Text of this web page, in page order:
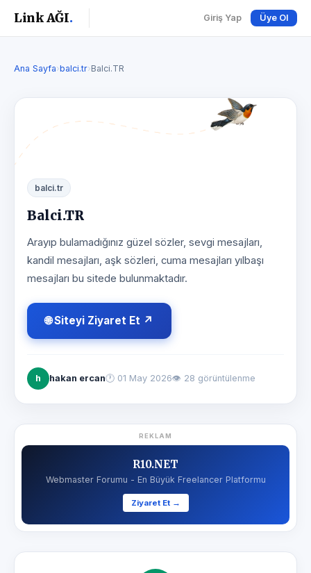
Link AĞI. Giriş Yap Üye Ol
Ana Sayfa›balci.tr›Balci.TR
balci.tr
Balci.TR
Arayıp bulamadığınız güzel sözler, sevgi mesajları,
kandil mesajları, aşk sözleri, cuma mesajları yılbaşı
mesajları bu sitede bulunmaktadır.
🌐 Siteyi Ziyaret Et ↗
h hakan ercan🕐 01 May 2026👁 28 görüntülenme
REKLAM
R10.NET
Webmaster Forumu - En Büyük Freelancer Platformu
Ziyaret Et →